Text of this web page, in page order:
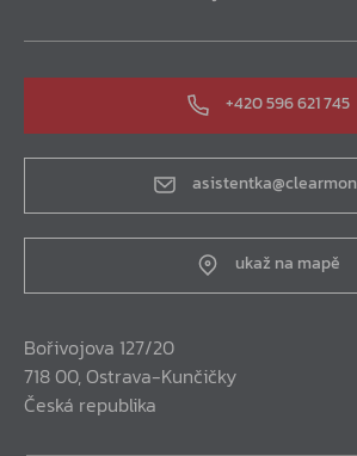
+420 596 621 745
ukaž na mapě
Bořivojova 127/20
718 00, Ostrava-Kunčičky
Česká republika